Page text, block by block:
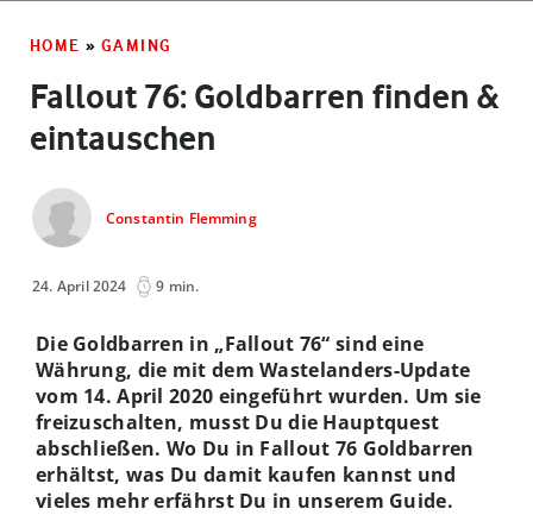
HOME » GAMING
Fallout 76: Goldbarren finden &
eintauschen
Constantin Flemming
24. April 2024 9 min.
Die Goldbarren in „Fallout 76“ sind eine
Währung, die mit dem Wastelanders-Update
vom 14. April 2020 eingeführt wurden. Um sie
freizuschalten, musst Du die Hauptquest
abschließen. Wo Du in Fallout 76 Goldbarren
erhältst, was Du damit kaufen kannst und
vieles mehr erfährst Du in unserem Guide.